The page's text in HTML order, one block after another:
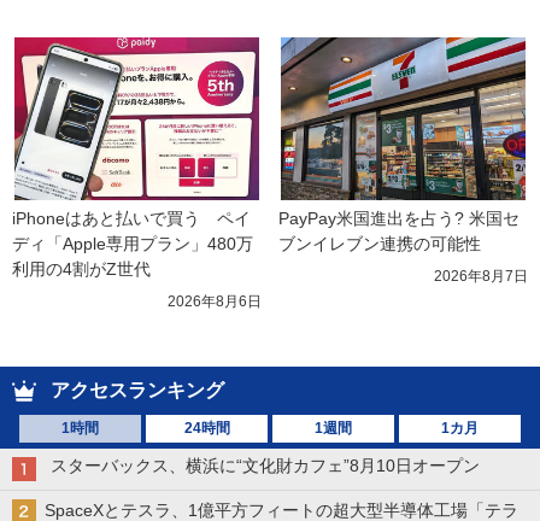
iPhoneはあと払いで買う　ペイ
ディ「Apple専用プラン」480万
利用の4割がZ世代
2026年8月6日
PayPay米国進出を占う? 米国セ
ブンイレブン連携の可能性
2026年8月7日
アクセスランキング
1時間 24時間 1週間 1カ月
スターバックス、横浜に“文化財カフェ”8月10日オープン
SpaceXとテスラ、1億平方フィートの超大型半導体工場「テラ